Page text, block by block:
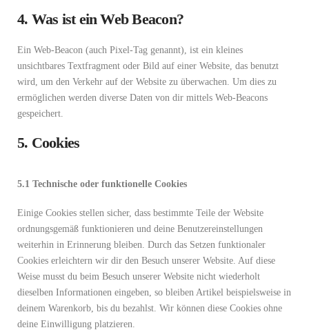
4. Was ist ein Web Beacon?
Ein Web-Beacon (auch Pixel-Tag genannt), ist ein kleines
unsichtbares Textfragment oder Bild auf einer Website, das benutzt
wird, um den Verkehr auf der Website zu überwachen. Um dies zu
ermöglichen werden diverse Daten von dir mittels Web-Beacons
gespeichert.
5. Cookies
5.1 Technische oder funktionelle Cookies
Einige Cookies stellen sicher, dass bestimmte Teile der Website
ordnungsgemäß funktionieren und deine Benutzereinstellungen
weiterhin in Erinnerung bleiben. Durch das Setzen funktionaler
Cookies erleichtern wir dir den Besuch unserer Website. Auf diese
Weise musst du beim Besuch unserer Website nicht wiederholt
dieselben Informationen eingeben, so bleiben Artikel beispielsweise in
deinem Warenkorb, bis du bezahlst. Wir können diese Cookies ohne
deine Einwilligung platzieren.